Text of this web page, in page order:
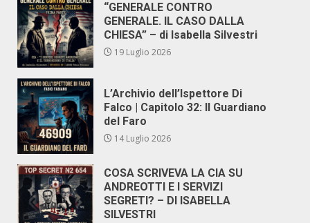
“GENERALE CONTRO
GENERALE. IL CASO DALLA
CHIESA” – di Isabella Silvestri
19 Luglio 2026
L’Archivio dell’Ispettore Di
Falco | Capitolo 32: Il Guardiano
del Faro
14 Luglio 2026
COSA SCRIVEVA LA CIA SU
ANDREOTTI E I SERVIZI
SEGRETI? – DI ISABELLA
SILVESTRI